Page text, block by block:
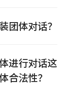
团体对话？
进行对话这
合法性？